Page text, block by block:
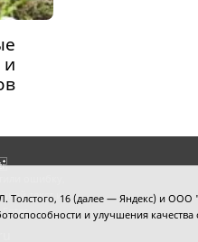
и
текст и
Толстого, 16 (далее — Яндекс) и
и улучшения